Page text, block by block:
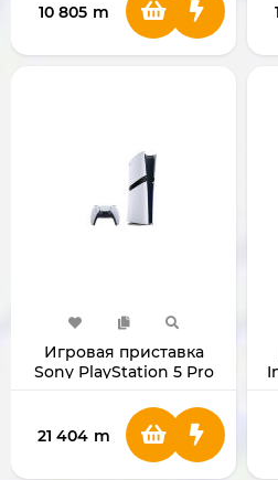
10 805 m
Игровая приставка
Sony PlayStation 5 Pro
21 404 m